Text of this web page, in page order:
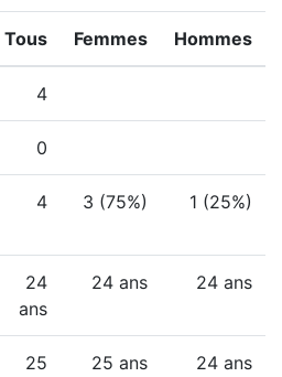
Tous Femmes Hommes
4
0
4 3 (75%) 1 (25%)
24
ans
24 ans 24 ans
25
25 ans 24 ans